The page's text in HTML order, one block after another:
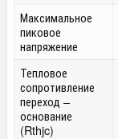
Максимальное
пиковое
напряжение
Тепловое
сопротивление
переход –
основание
(Rthjc)